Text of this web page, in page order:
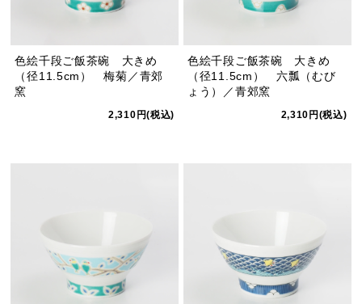
色絵千段ご飯茶碗 大きめ
（径11.5cm） 梅菊／青郊
窯
2,310円(税込)
色絵千段ご飯茶碗 大きめ
（径11.5cm） 六瓢（むび
ょう）／青郊窯
2,310円(税込)